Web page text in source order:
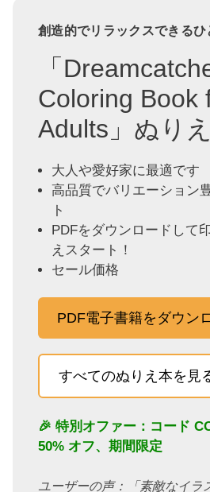
創造的でリラックスできるひ
「
Coloring Book
Adults」ぬり
大人や愛好家に最適です
高品質でバリエーション
ト
PDFをダウンロードして
えスタート！
セール価格
PDF電子書籍をダウン
すべてのぬりえ本を見
🎉 特別オファー：コード
50% オフ、期間限定
ユーザーの声：「素敵なイラ